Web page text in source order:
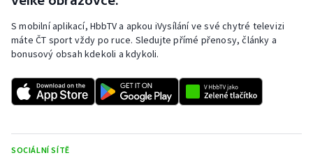
Plavání
Plážový volejbal
Ragby
Rychlobruslení
Rychlostní kanoistika
S mobilní aplikací, HbbTV a apkou iVysílání ve své chytré televizi
máte ČT sport vždy po ruce. Sledujte přímé přenosy, články a
bonusový obsah kdekoli a kdykoli.
SOCIÁLNÍ SÍTĚ